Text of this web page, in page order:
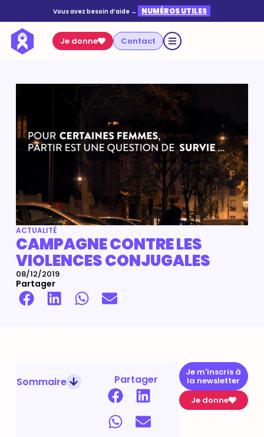
Vous avez besoin d’aide → NUMÉROS UTILES
Je donne Contact
ACTUALITÉ
CAMPAGNE CONTRE LES
VIOLENCES CONJUGALES
08/12/2019
Partager
Sommaire Partager
Je m'inscris à
la newsletter
Je donne